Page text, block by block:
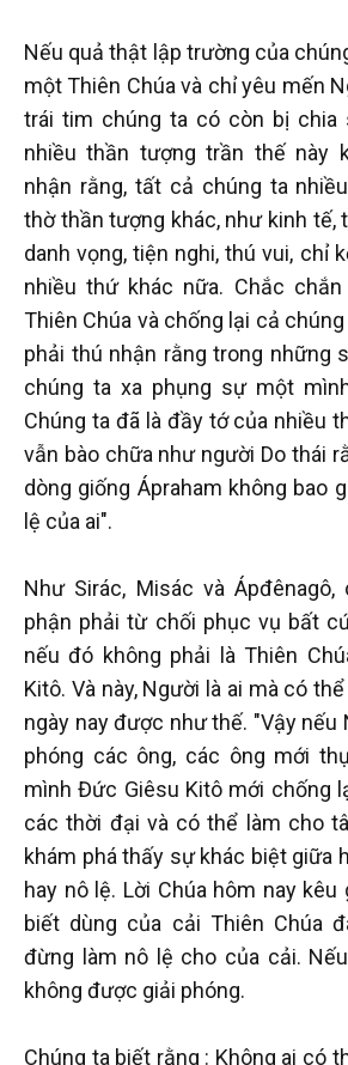
Nếu quả thật lập trường của
một Thiên Chúa và chỉ yêu mến
trái tim chúng ta có còn bị chia
nhiều thần tượng trần thế này
nhận rằng, tất cả chúng ta
thờ thần tượng khác, như kinh tế,
danh vọng, tiện nghi, thú vui, chỉ
nhiều thứ khác nữa. Chắc
Thiên Chúa và chống lại cả
phải thú nhận rằng trong những
chúng ta xa phụng sự một
Chúng ta đã là đầy tớ của nhiều
vẫn bào chữa như người Do thái
dòng giống Ápraham không bao
lệ của ai".
Như Sirác, Misác và
phận phải từ chối phục vụ bất
nếu đó không phải là Thiên
Kitô. Và này, Người là ai mà có
ngày nay được như thế. "Vậy nếu
phóng các ông, các ông mới
mình Đức Giêsu Kitô mới chống
các thời đại và có thể làm cho
khám phá thấy sự khác biệt giữa
hay nô lệ. Lời Chúa hôm nay
biết dùng của cải Thiên Chúa
đừng làm nô lệ cho của cải.
không được giải phóng.
Chúng ta biết rằng : Không ai có